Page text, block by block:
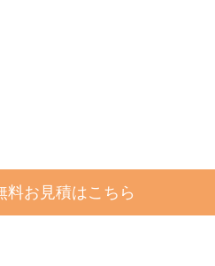
料お見積はこちら